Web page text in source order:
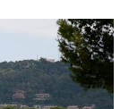
Plages